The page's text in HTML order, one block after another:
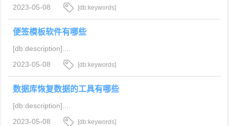
2023-05-08
[db:keywords]
便签模板软件有哪些
[db:description]....
2023-05-08
[db:keywords]
数据库恢复数据的工具有哪些
[db:description]....
2023-05-08
[db:keywords]